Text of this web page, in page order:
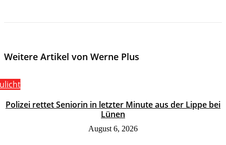
Weitere Artikel von Werne Plus
Polizei rettet Seniorin in letzter Minute aus der Lippe bei
Lünen
August 6, 2026